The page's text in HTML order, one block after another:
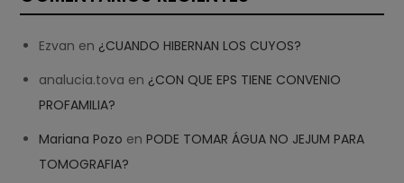
Ezvan en ¿CUANDO HIBERNAN LOS CUYOS?
analucia.tova en ¿CON QUE EPS TIENE CONVENIO
PROFAMILIA?
Mariana Pozo enPODE TOMAR ÁGUA NO JEJUM PARA
TOMOGRAFIA?